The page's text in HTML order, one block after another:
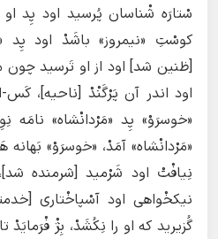
سْتارَه شْناسان پُرسید اود پِد
کوسْتِ «نیمروز» باشَدْ اود پِد
[ظنین شد] اود از او تَرسید چون
اود اندر آن پَرْگَنْدْ [ناحیه]، کَس-
«خوسرَوْ» پِد «مَرْدانْشاه»
«مَرْدانْشاه» آمَدْ، «خوسرَوْ»
نِیافْتْ اود شَرْمید [شرمنده
نیکخْواهی اود آسْپاخْتاری
گُزیرید که او را نِکُشَدْ، بِژْ